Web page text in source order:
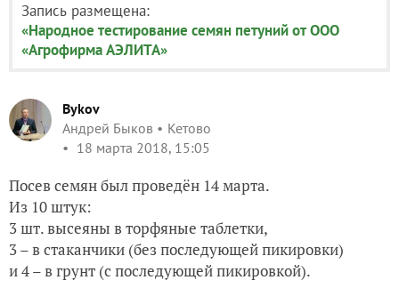
Запись размещена:
«Народное тестирование семян петуний от ООО
«Агрофирма АЭЛИТА»
Bykov
Андрей Быков
Кетово
18 марта 2018, 15:05
Посев семян был проведён 14 марта.
Из 10 штук:
3 шт. высеяны в торфяные таблетки,
3 – в стаканчики (без последующей пикировки)
и 4 – в грунт (с последующей пикировкой).